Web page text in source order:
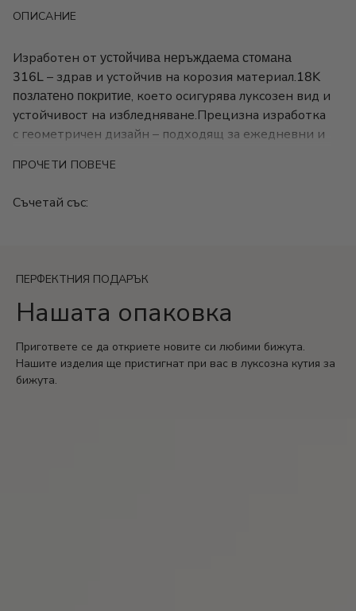
ОПИСАНИЕ
Изработен от устойчива неръждаема стомана
316L– здрав и устойчив на корозия материал.18K
позлатено покритие, което осигурява луксозен вид и
устойчивост на избледняване.Прецизна изработка
с геометричен дизайн – подходящ за ежедневни и
Камък: Седеф
ПРОЧЕТИ ПОВЕЧЕ
Съчетай със:
ПЕРФЕКТНИЯ ПОДАРЪК
Нашата опаковка
Пригответе се да откриете новите си любими бижута.
Нашите изделия ще пристигнат при вас в луксозна кутия за
бижута.